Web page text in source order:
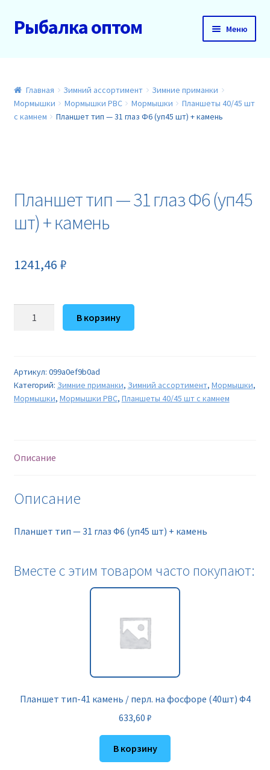
Перейти
к
Перейти
к
Рыбалка оптом Меню
О нас
Доставка и оплата
Прайс
Главная Зимний ассортимент
Зимние приманки
Мормышки
Мормышки РВС Мормышки
Планшеты 40/45 шт
с камнем
Планшет тип — 31 глаз Ф6 (уп45 шт) + камень
Планшет тип — 31 глаз Ф6 (уп45
шт) + камень
1241,46 ₽
Количество
-
31
глаз
+
В корзину
Артикул: 099a0ef9b0ad
Категорий: Зимние приманки, Зимний ассортимент, Мормышки,
Мормышки, Мормышки РВС, Планшеты 40/45 шт с камнем
Описание
Описание
Планшет тип — 31 глаз Ф6 (уп45 шт) + камень
Вместе с этим товаром часто покупают:
Планшет тип-41 камень / перл. на фосфоре (40шт) Ф4
633,60 ₽
В корзину